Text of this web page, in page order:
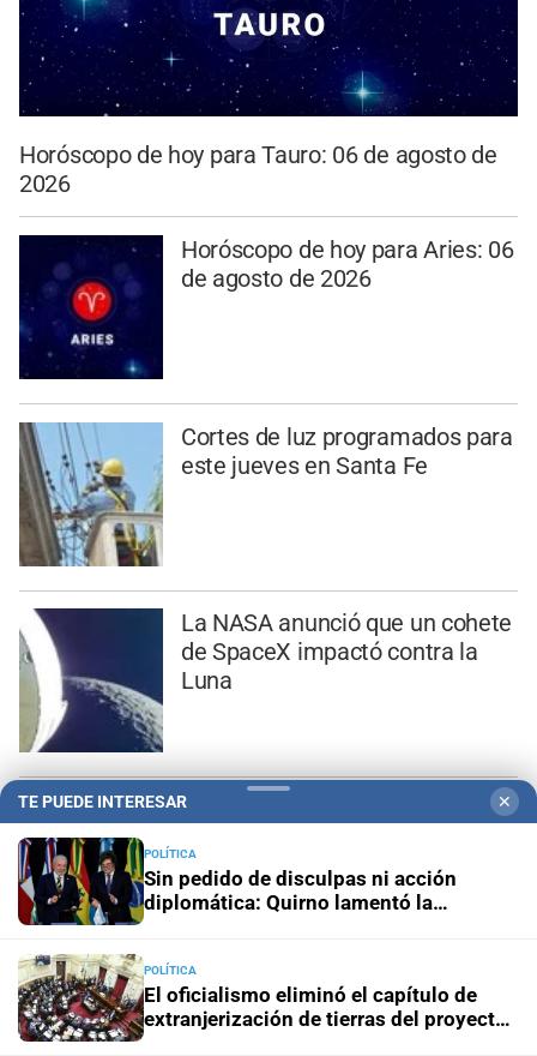
Horóscopo de hoy para Tauro: 06 de agosto de
2026
Horóscopo de hoy para Aries: 06
de agosto de 2026
Cortes de luz programados para
este jueves en Santa Fe
La NASA anunció que un cohete
de SpaceX impactó contra la
Luna
A cuánto asciende el fabuloso
próximo sorteo del Quini 6
TE PUEDE INTERESAR ✕
POLÍTICA
Sin pedido de disculpas ni acción
diplomática: Quirno lamentó la
POLÍTICA
El oficialismo eliminó el capítulo de
extranjerización de tierras del proyecto